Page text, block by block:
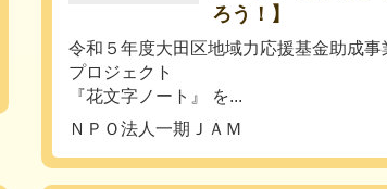
ろう！】
令和５年度大田区地域力応援基金助成事
プロジェクト
『花文字ノート』 を...
ＮＰＯ法人一期ＪＡＭ